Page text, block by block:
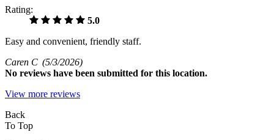
Rating:
5.0
Easy and convenient, friendly staff.
Caren C (5/3/2026)
No reviews have been submitted for this location.
View more reviews
Back
To Top